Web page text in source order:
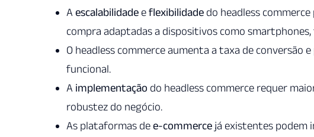
A escalabilidade eflexibilidade do headless
compra adaptadas a dispositivos como
O headless commerce aumenta a taxa de conversão
funcional.
A implementação do headless commerce requer
robustez do negócio.
As plataformas dee-commerce já existentes podem